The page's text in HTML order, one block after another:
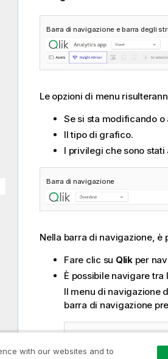
Barra di navigazione e barra degli
Le opzioni di menu
Se si sta modificando
Il tipo di grafico.
I privilegi che sono
Barra di navigazione
Nella barra di navigazione, è
Fare clic su Qlikper
È possibile navigare
Il menu di navigazione
barra di navigazione
with our websites and to